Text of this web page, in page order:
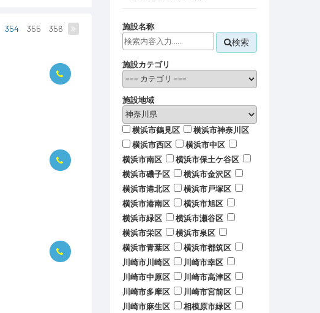
354 355 356 施設名称
検索
施設カテゴリ
施設地域
横浜市鶴見区
横浜市神奈川区
横浜市西区
横浜市中区
横浜市南区
横浜市保土ケ谷区
横浜市磯子区
横浜市金沢区
横浜市港北区
横浜市戸塚区
横浜市港南区
横浜市旭区
横浜市緑区
横浜市瀬谷区
横浜市栄区
横浜市泉区
横浜市青葉区
横浜市都筑区
川崎市川崎区
川崎市幸区
川崎市中原区
川崎市高津区
川崎市多摩区
川崎市宮前区
川崎市麻生区
相模原市緑区